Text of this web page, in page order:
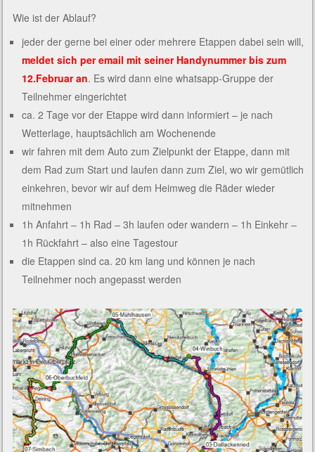
Wie ist der Ablauf?
jeder der gerne bei einer oder mehrere Etappen dabei sein will,
meldet sich per email mit seiner Handynummer bis zum
12.Februar an. Es wird dann eine whatsapp-Gruppe der
Teilnehmer eingerichtet
ca. 2 Tage vor der Etappe wird dann informiert – je nach
Wetterlage, hauptsächlich am Wochenende
wir fahren mit dem Auto zum Zielpunkt der Etappe, dann mit
dem Rad zum Start und laufen dann zum Ziel, wo wir gemütlich
einkehren, bevor wir auf dem Heimweg die Räder wieder
mitnehmen
1h Anfahrt – 1h Rad – 3h laufen oder wandern – 1h Einkehr –
1h Rückfahrt – also eine Tagestour
die Etappen sind ca. 20 km lang und können je nach
Teilnehmer noch angepasst werden